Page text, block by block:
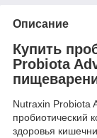
Описание
Купить
Probiota
Nutraxin Probiota
пробиотический
здоровья